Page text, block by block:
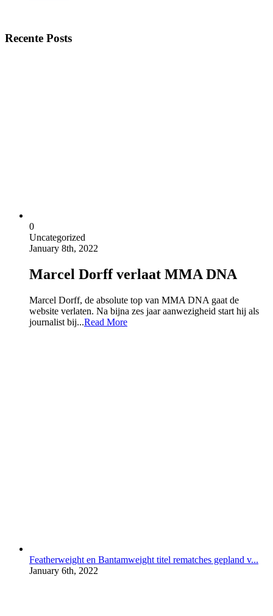
Recente Posts
0
Uncategorized
January 8th, 2022
Marcel Dorff verlaat MMA DNA
Marcel Dorff, de absolute top van MMA DNA gaat de
website verlaten. Na bijna zes jaar aanwezigheid start hij als
journalist bij...Read More
Featherweight en Bantamweight titel rematches gepland v...
January 6th, 2022